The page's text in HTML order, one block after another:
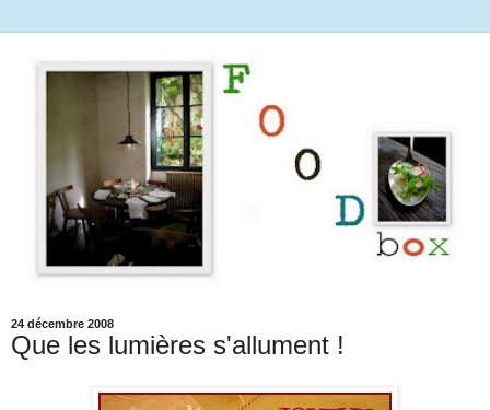
24 décembre 2008
Que les lumières s'allument !